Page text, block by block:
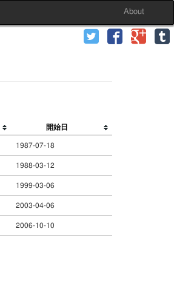
About
開始日
1987-07-18
1988-03-12
1999-03-06
2003-04-06
2006-10-10